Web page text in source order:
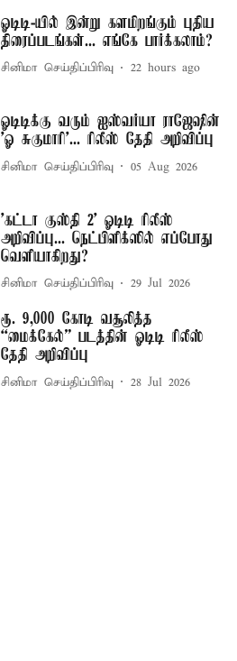
ஓடிடி-யில் இன்று களமிறங்கும் புதிய
திரைப்படங்கள்... எங்கே பார்க்கலாம்?
சினிமா செய்திப்பிரிவு 22 hours ago
ஓடிடிக்கு வரும் ஐஸ்வர்யா ராஜேஷின்
'ஓ சுகுமாரி'... ரிலீஸ் தேதி அறிவிப்பு
சினிமா செய்திப்பிரிவு 05 Aug 2026
'கட்டா குஸ்தி 2' ஓடிடி ரிலீஸ்
அறிவிப்பு... நெட்பிளிக்ஸில் எப்போது
வெளியாகிறது?
சினிமா செய்திப்பிரிவு 29 Jul 2026
ரூ. 9,000 கோடி வசூலித்த
“மைக்கேல்” படத்தின் ஓடிடி ரிலீஸ்
தேதி அறிவிப்பு
சினிமா செய்திப்பிரிவு 28 Jul 2026